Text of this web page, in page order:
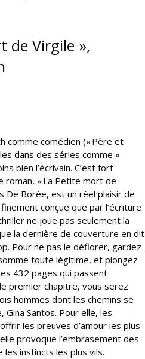
de Virgile »,
comme comédien (« Père et
dans des séries comme «
bien l’écrivain. C’est fort
roman, « La Petite mort de
De Borée, est un réel plaisir de
conçue que par l’écriture
ne joue pas seulement la
la dernière de couverture en dit
Pour ne pas le déflorer, gardez-
toute légitime, et plongez-
432 pages qui passent
premier chapitre, vous serez
hommes dont les chemins se
Gina Santos. Pour elle, les
les preuves d’amour les plus
provoque l’embrasement des
instincts les plus vils.